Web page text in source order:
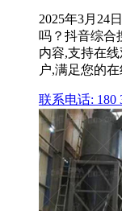
2025年3月24
吗？抖音综合
内容,支持在
户,满足您的在
联系电话: 180